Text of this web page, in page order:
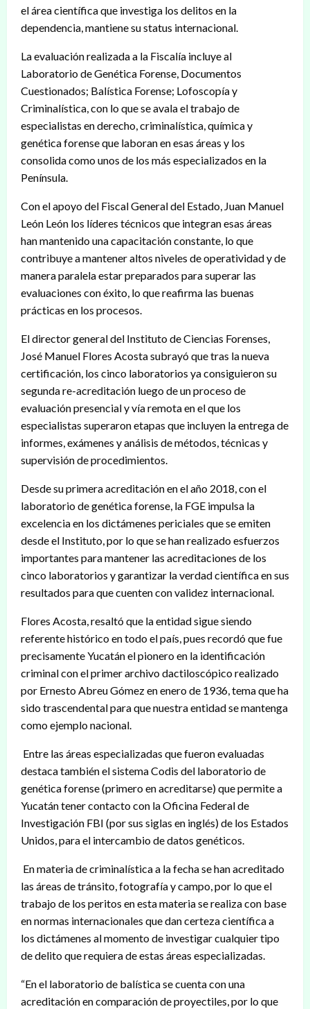
el área científica que investiga los delitos en la
dependencia, mantiene su status internacional.
La evaluación realizada a la Fiscalía incluye al
Laboratorio de Genética Forense, Documentos
Cuestionados; Balística Forense; Lofoscopía y
Criminalística, con lo que se avala el trabajo de
especialistas en derecho, criminalística, química y
genética forense que laboran en esas áreas y los
consolida como unos de los más especializados en la
Península.
Con el apoyo del Fiscal General del Estado, Juan Manuel
León León los líderes técnicos que integran esas áreas
han mantenido una capacitación constante, lo que
contribuye a mantener altos niveles de operatividad y de
manera paralela estar preparados para superar las
evaluaciones con éxito, lo que reafirma las buenas
prácticas en los procesos.
El director general del Instituto de Ciencias Forenses,
José Manuel Flores Acosta subrayó que tras la nueva
certificación, los cinco laboratorios ya consiguieron su
segunda re-acreditación luego de un proceso de
evaluación presencial y vía remota en el que los
especialistas superaron etapas que incluyen la entrega de
informes, exámenes y análisis de métodos, técnicas y
supervisión de procedimientos.
Desde su primera acreditación en el año 2018, con el
laboratorio de genética forense, la FGE impulsa la
excelencia en los dictámenes periciales que se emiten
desde el Instituto, por lo que se han realizado esfuerzos
importantes para mantener las acreditaciones de los
cinco laboratorios y garantizar la verdad científica en sus
resultados para que cuenten con validez internacional.
Flores Acosta, resaltó que la entidad sigue siendo
referente histórico en todo el país, pues recordó que fue
precisamente Yucatán el pionero en la identificación
criminal con el primer archivo dactiloscópico realizado
por Ernesto Abreu Gómez en enero de 1936, tema que ha
sido trascendental para que nuestra entidad se mantenga
como ejemplo nacional.
Entre las áreas especializadas que fueron evaluadas
destaca también el sistema Codis del laboratorio de
genética forense (primero en acreditarse) que permite a
Yucatán tener contacto con la Oficina Federal de
Investigación FBI (por sus siglas en inglés) de los Estados
Unidos, para el intercambio de datos genéticos.
En materia de criminalística a la fecha se han acreditado
las áreas de tránsito, fotografía y campo, por lo que el
trabajo de los peritos en esta materia se realiza con base
en normas internacionales que dan certeza científica a
los dictámenes al momento de investigar cualquier tipo
de delito que requiera de estas áreas especializadas.
“En el laboratorio de balística se cuenta con una
acreditación en comparación de proyectiles, por lo que